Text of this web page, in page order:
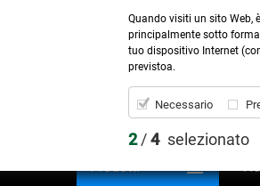
Prodotti 
Quando visiti un sito Web,
principalmente sotto forma
tuo dispositivo Internet
previstoa.
Necessario
2/4 selezionato